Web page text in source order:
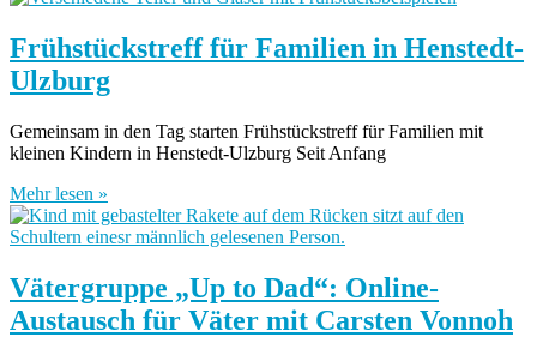
Frühstückstreff für Familien in Henstedt-
Ulzburg
Gemeinsam in den Tag starten Frühstückstreff für Familien mit
kleinen Kindern in Henstedt-Ulzburg Seit Anfang
Mehr lesen »
Vätergruppe „Up to Dad“: Online-
Austausch für Väter mit Carsten Vonnoh